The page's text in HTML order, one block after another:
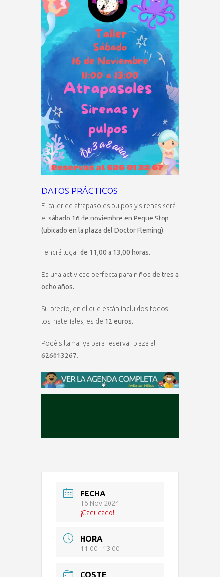
DATOS PRÁCTICOS
El taller de atrapasoles pulpos y sirenas será
el sábado 16 de noviembre en Peque Stop
(ubicado en la plaza del Doctor Fleming).
Tendrá lugarde 11,00 a 13,00 horas.
Es una actividad perfecta para niños de tres a
ocho años.
Su precio, en el que están incluidos todos
los materiales, es de 12 euros.
Podéis llamar ya para reservar plaza al
626013267.
FECHA
16 Nov 2024
¡Caducado!
HORA
11:00 - 13:00
COSTE